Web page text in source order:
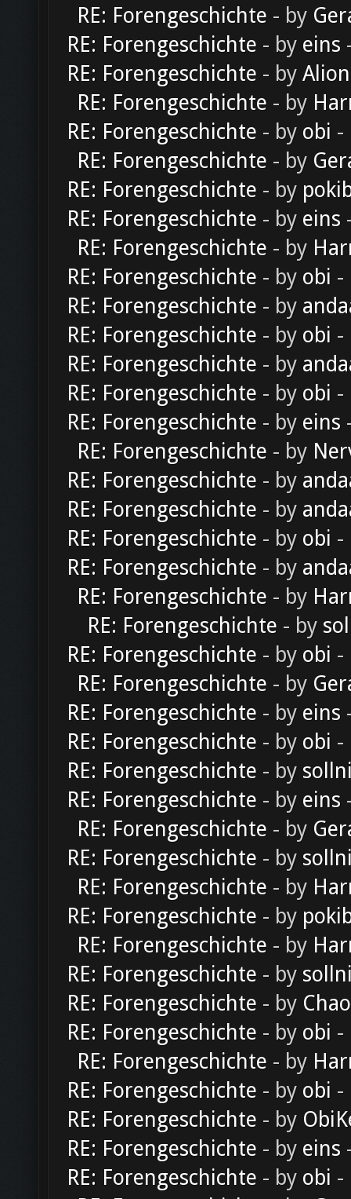
RE: Forengeschichte - by
RE: Forengeschichte - by eins
RE: Forengeschichte - by Alion
RE: Forengeschichte - by
RE: Forengeschichte - by obi -
RE: Forengeschichte - by
RE: Forengeschichte - by
RE: Forengeschichte - by eins
RE: Forengeschichte - by
RE: Forengeschichte - by obi -
RE: Forengeschichte - by
RE: Forengeschichte - by obi -
RE: Forengeschichte - by
RE: Forengeschichte - by obi -
RE: Forengeschichte - by eins
RE: Forengeschichte - by
RE: Forengeschichte - by
RE: Forengeschichte - by
RE: Forengeschichte - by obi -
RE: Forengeschichte - by
RE: Forengeschichte - by
RE: Forengeschichte - by
RE: Forengeschichte - by obi -
RE: Forengeschichte - by
RE: Forengeschichte - by eins
RE: Forengeschichte - by obi -
RE: Forengeschichte - by
RE: Forengeschichte - by eins
RE: Forengeschichte - by
RE: Forengeschichte - by
RE: Forengeschichte - by
RE: Forengeschichte - by
RE: Forengeschichte - by
RE: Forengeschichte - by
RE: Forengeschichte - by
RE: Forengeschichte - by obi -
RE: Forengeschichte - by
RE: Forengeschichte - by obi -
RE: Forengeschichte - by
RE: Forengeschichte - by eins
RE: Forengeschichte - by obi -